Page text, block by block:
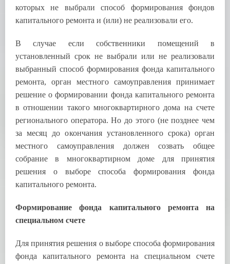
которых не выбрали способ формирования фондов
капитального ремонта и (или) не реализовали его.
В случае если собственники помещений в
установленный срок не выбрали или не реализовали
выбранный способ формирования фонда капитального
ремонта, орган местного самоуправления принимает
решение о формировании фонда капитального ремонта
в отношении такого многоквартирного дома на счете
регионального оператора. Но до этого (не позднее чем
за месяц до окончания установленного срока) орган
местного самоуправления должен созвать общее
собрание в многоквартирном доме для принятия
решения о выборе способа формирования фонда
капитального ремонта.
Формирование фонда капитального ремонта на
специальном счете
Для принятия решения о выборе способа формирования
фонда капитального ремонта на специальном счете